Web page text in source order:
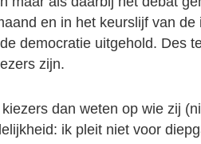
en in het keurslijf van de
democratie uitgehold. Des
zijn.
dan weten op wie zij
ik pleit niet voor